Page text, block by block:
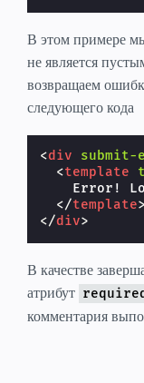
В этом примере
не является
возвращаем
следующего кода
<div submit-
<template
Error!
</template>
</div>
В качестве
атрибут
комментария